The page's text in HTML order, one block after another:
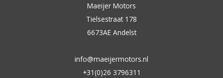
Maeijer Motors
Tielsestraat 178
6673AE Andelst
info@maeijermotors.nl
+31(0)26 3796311